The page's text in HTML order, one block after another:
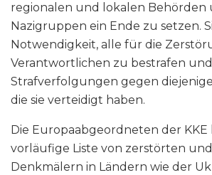
regionalen und lokalen Behörden
Nazigruppen ein Ende zu setzen.
Notwendigkeit, alle für die
Verantwortlichen zu bestrafen
Strafverfolgungen gegen
die sie verteidigt haben.
Die Europaabgeordneten der
vorläufige Liste von zerstörten
Denkmälern in Ländern wie der